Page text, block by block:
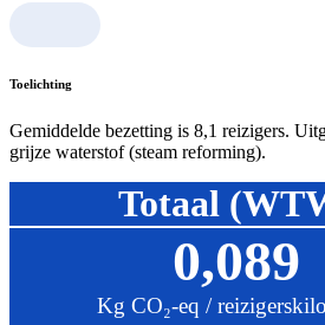
Toelichting
Gemiddelde bezetting is 8,1 reizigers.
grijze waterstof (steam reforming).
Totaal
0,089
Kg CO₂-eq /